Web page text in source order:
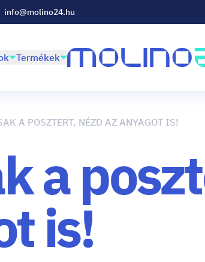
info@molino24.hu
Termékek
A POSZTERT, NÉZD AZ ANYAGOT IS!
a
is!